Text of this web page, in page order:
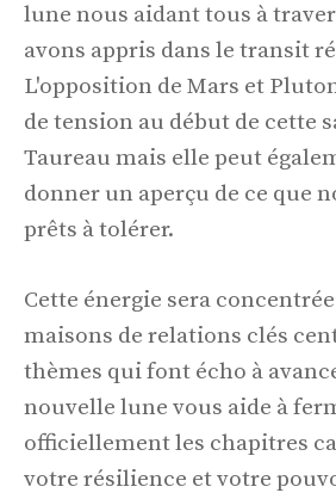
lune nous aidant tous à
avons appris dans le transit
L'opposition de Mars et
de tension au début de cette
Taureau mais elle peut
donner un aperçu de ce que
prêts à tolérer.
Cette énergie sera
maisons de relations clés
thèmes qui font écho à
nouvelle lune vous aide à
officiellement les chapitres
votre résilience et votre